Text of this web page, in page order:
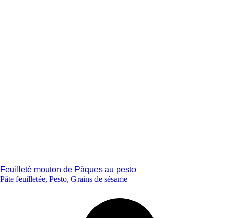
Feuilleté mouton de Pâques au pesto
Pâte feuilletée, Pesto, Grains de sésame